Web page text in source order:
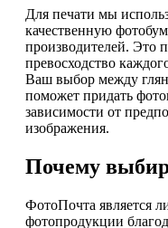
Для печати мы
качественную
производителей. Это
превосходство
Ваш выбор между
поможет придать
зависимости от
изображения.
Почему
ФотоПочта является
фотопродукции